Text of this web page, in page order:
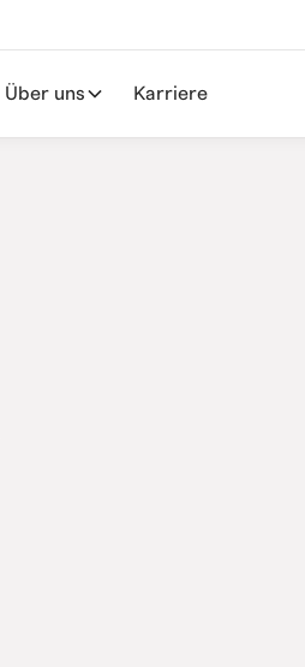
Über uns Karriere